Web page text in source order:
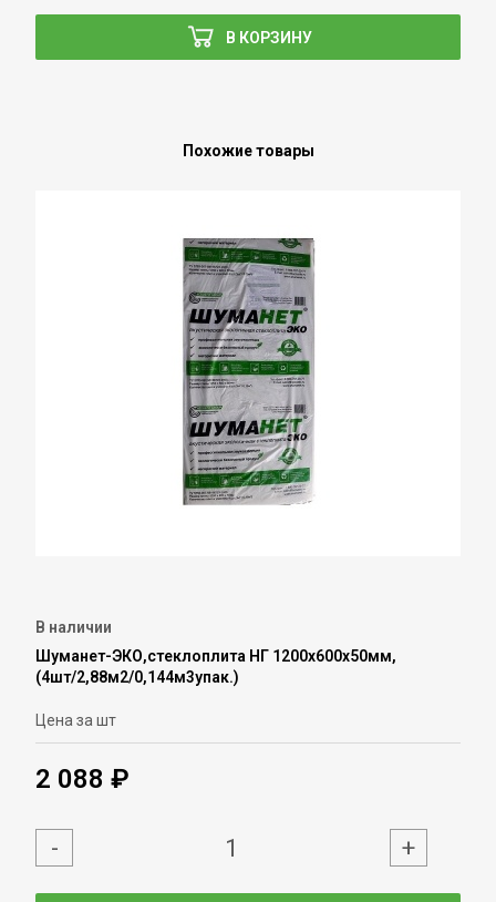
В КОРЗИНУ
Похожие товары
В наличии
Шуманет-ЭКО,стеклоплита НГ 1200х600х50мм,
(4шт/2,88м2/0,144м3упак.)
Цена за шт
2 088 ₽
- +